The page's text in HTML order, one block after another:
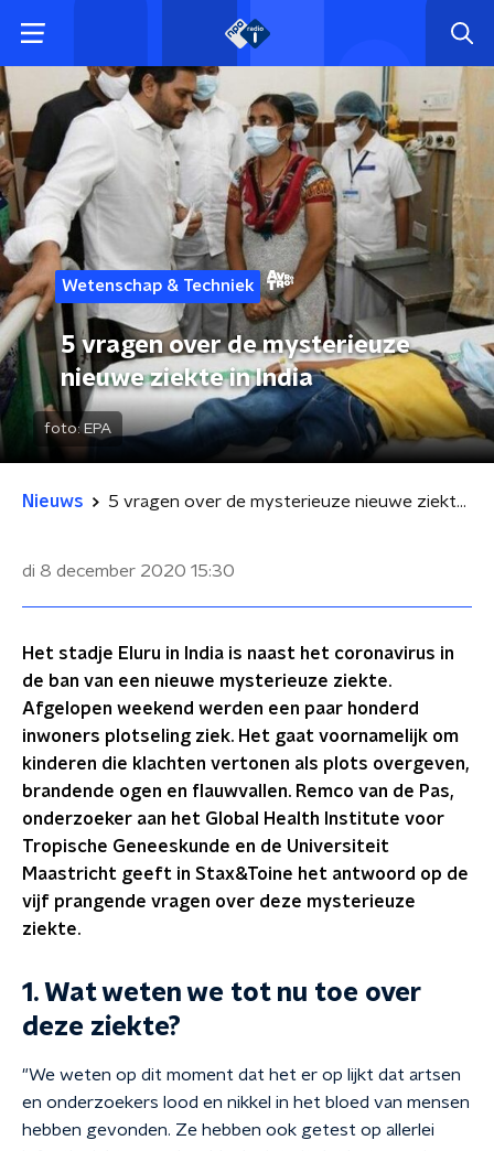
Wetenschap & Techniek
5 vragen over de mysterieuze
nieuwe ziekte in India
foto: EPA
Nieuws 5 vragen over de mysterieuze nieuwe ziekte in India
di 8 december 2020 15:30
Het stadje Eluru in India is naast het coronavirus in
de ban van een nieuwe mysterieuze ziekte.
Afgelopen weekend werden een paar honderd
inwoners plotseling ziek. Het gaat voornamelijk om
kinderen die klachten vertonen als plots overgeven,
brandende ogen en flauwvallen. Remco van de Pas,
onderzoeker aan het Global Health Institute voor
Tropische Geneeskunde en de Universiteit
Maastricht geeft in Stax&Toine het antwoord op de
vijf prangende vragen over deze mysterieuze
ziekte.
1. Wat weten we tot nu toe over
deze ziekte?
"We weten op dit moment dat het er op lijkt dat artsen
en onderzoekers lood en nikkel in het bloed van mensen
hebben gevonden. Ze hebben ook getest op allerlei